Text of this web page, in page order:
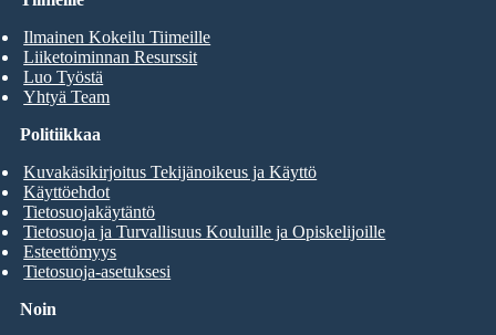
Ilmainen Kokeilu Tiimeille
Liiketoiminnan Resurssit
Luo Työstä
Yhtyä Team
Noin
Politiikkaa
Kuvakäsikirjoitus Tekijänoikeus ja Käyttö
Käyttöehdot
Tietosuojakäytäntö
Tietosuoja ja Turvallisuus Kouluille ja Opiskelijoille
Esteettömyys
Tietosuoja-asetuksesi